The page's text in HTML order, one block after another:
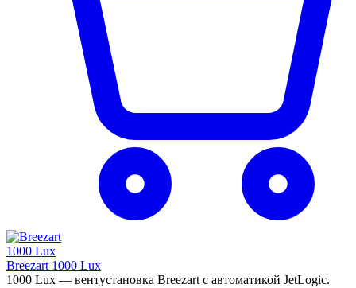
Breezart 1000 Lux
1000 Lux — вентустановка Breezart с автоматикой JetLogic.